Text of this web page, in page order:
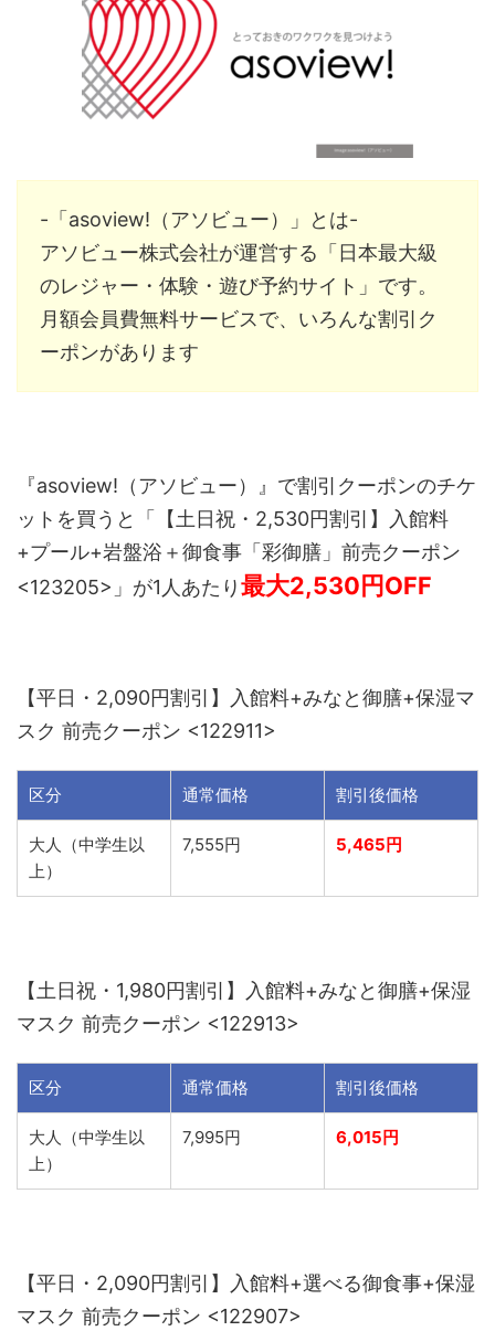
-「asoview!（アソビュー）」とは-
アソビュー株式会社が運営する「日本最大級
のレジャー・体験・遊び予約サイト」です。
月額会員費無料サービスで、いろんな割引ク
ーポンがあります
『asoview!（アソビュー）』で割引クーポンのチケ
ットを買うと「【土日祝・2,530円割引】入館料
+プール+岩盤浴＋御食事「彩御膳」前売クーポン
<123205>」が1人あたり最大2,530円OFF
【平日・2,090円割引】入館料+みなと御膳+保湿マ
スク 前売クーポン <122911>
区分 通常価格 割引後価格
大人（中学生以
上）
7,555円 5,465円
【土日祝・1,980円割引】入館料+みなと御膳+保湿
マスク 前売クーポン <122913>
区分 通常価格 割引後価格
大人（中学生以
上）
7,995円 6,015円
【平日・2,090円割引】入館料+選べる御食事+保湿
マスク 前売クーポン <122907>